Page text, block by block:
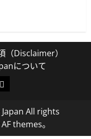
（Disclaimer）
について
Mastodon
All rights
themes。